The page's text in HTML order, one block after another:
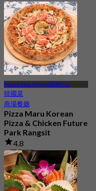
起฿ 416.66
Future Park Rangsit購物中心
韓國菜
商場餐廳
Pizza Maru Korean
Pizza & Chicken Future
Park Rangsit
4.8
4 已預訂
起฿ 447.5